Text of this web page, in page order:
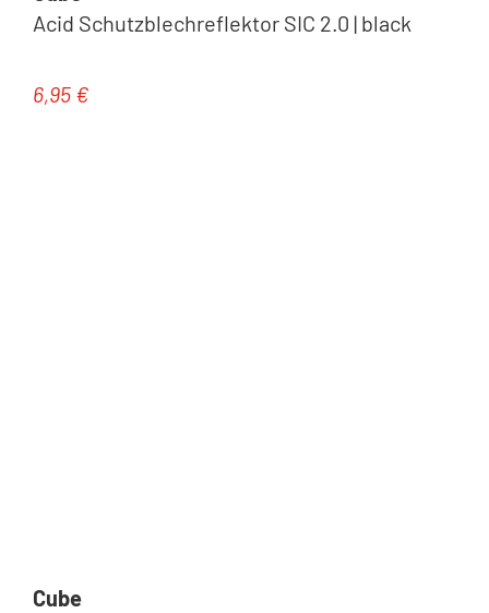
Acid Schutzblechreflektor SIC 2.0 | black
Regulärer Preis:
6,95 €
Cube